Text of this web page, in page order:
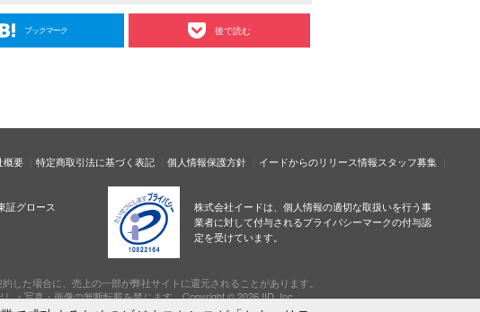
ブックマーク 後で読む
概要 特定商取引法に基づく表記 個人情報保護方針 イードからのリリース情報スタッフ募集
証グロース
株式会社イードは、個人情報の適切な取扱いを行う事
業者に対して付与されるプライバシーマークの付与認
定を受けています。
した場合に、売上の一部が弊社サイトに還元されることがあります。
・写真・画像の無断転載を禁じます。Copyright © 2026 IID, Inc.